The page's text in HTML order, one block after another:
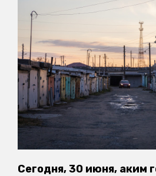
Сегодня, 30 июня, аким